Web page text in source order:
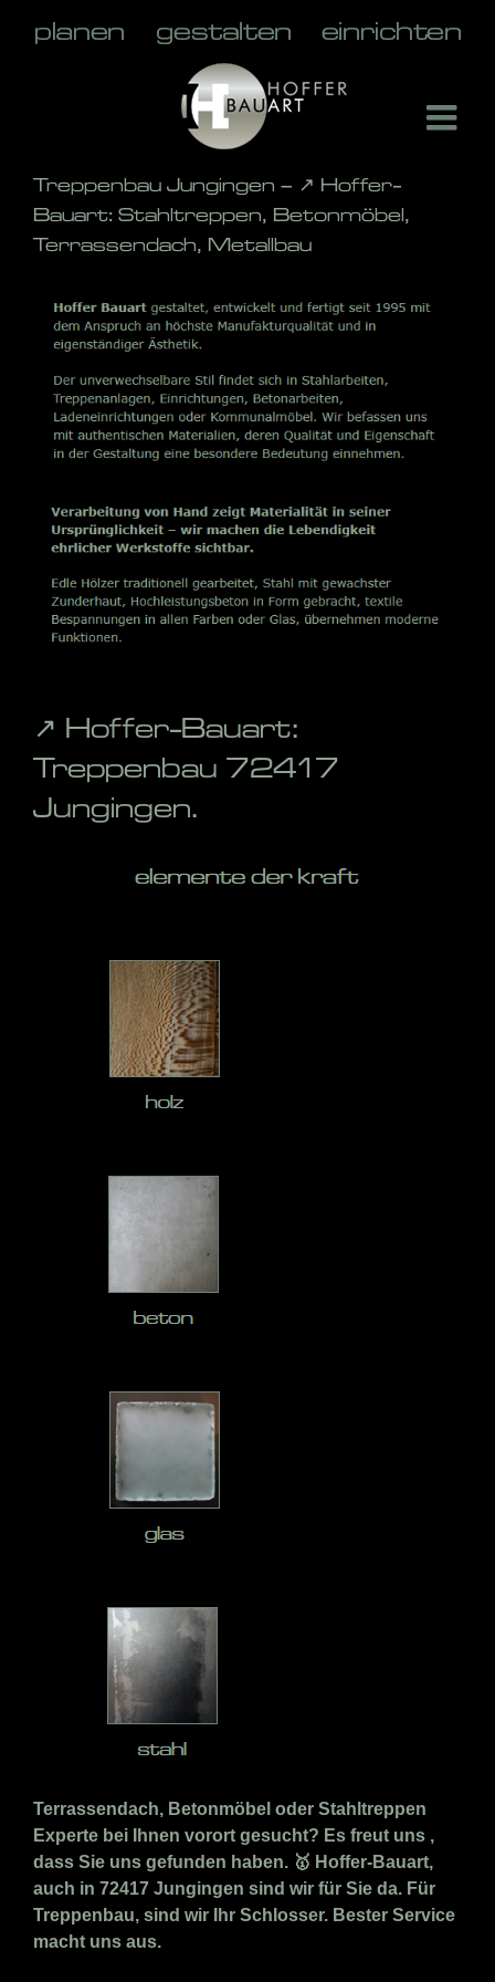
Treppenbau Jungingen – ↗️ Hoffer-
Bauart: Stahltreppen, Betonmöbel,
Terrassendach, Metallbau
↗️ Hoffer-Bauart:
Treppenbau 72417
Jungingen.
Terrassendach, Betonmöbel oder Stahltreppen
Experte bei Ihnen vorort gesucht? Es freut uns ,
dass Sie uns gefunden haben. 🥇 Hoffer-Bauart,
auch in 72417 Jungingen sind wir für Sie da. Für
Treppenbau, sind wir Ihr Schlosser. Bester Service
macht uns aus.